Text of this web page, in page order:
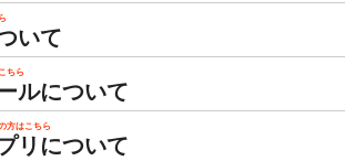
いて
ちら
ルについて
方はこちら
リについて